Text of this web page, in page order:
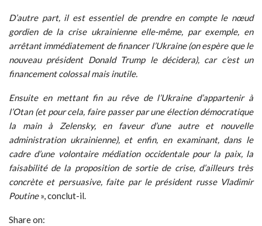
D’autre part, il est essentiel de prendre en compte le nœud
gordien de la crise ukrainienne elle-même, par exemple, en
arrêtant immédiatement de financer l’Ukraine (on espère que le
nouveau président Donald Trump le décidera), car c’est un
financement colossal mais inutile.
Ensuite en mettant fin au rêve de l’Ukraine d’appartenir à
l’Otan (et pour cela, faire passer par une élection démocratique
la main à Zelensky, en faveur d’une autre et nouvelle
administration ukrainienne), et enfin, en examinant, dans le
cadre d’une volontaire médiation occidentale pour la paix, la
faisabilité de la proposition de sortie de crise, d’ailleurs très
concrète et persuasive, faite par le président russe Vladimir
Poutine», conclut-il.
Share on: